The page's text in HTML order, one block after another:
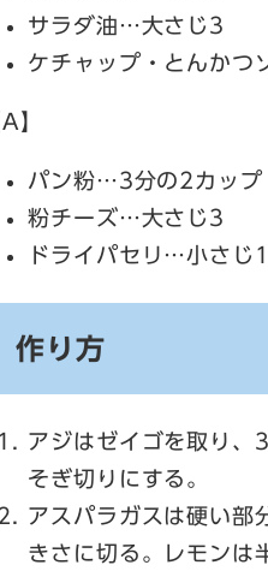
サラダ油…大さじ3
ケチャップ・とんかつ
A】
パン粉…3分の2カップ
粉チーズ…大さじ3
ドライパセリ…小さじ1
作り方
アジはゼイゴを取り、
そぎ切りにする。
アスパラガスは硬い部
きさに切る。レモンは